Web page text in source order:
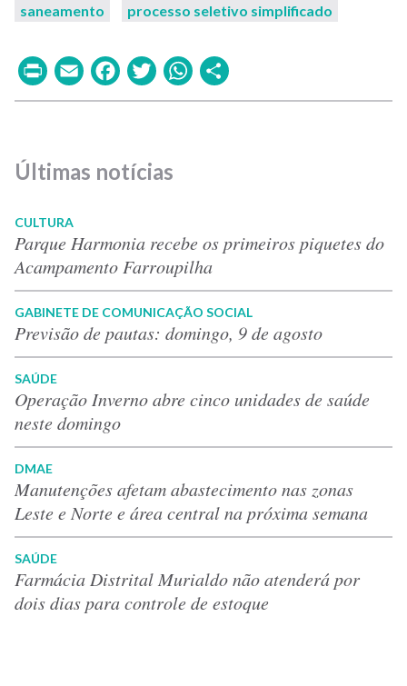
saneamento
processo seletivo simplificado
PrintEmailFacebook
TwitterWhatsApp
Últimas notícias
CULTURA
Parque Harmonia recebe os primeiros piquetes do
Acampamento Farroupilha
GABINETE DE COMUNICAÇÃO SOCIAL
Previsão de pautas: domingo, 9 de agosto
SAÚDE
Operação Inverno abre cinco unidades de saúde
neste domingo
DMAE
Manutenções afetam abastecimento nas zonas
Leste e Norte e área central na próxima semana
SAÚDE
Farmácia Distrital Murialdo não atenderá por
dois dias para controle de estoque